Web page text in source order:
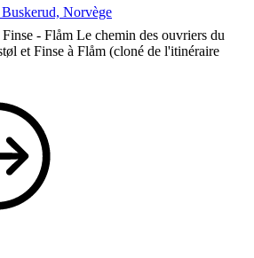
Norvège
- Flåm Le chemin des ouvriers du
et Finse à Flåm (cloné de l'itinéraire